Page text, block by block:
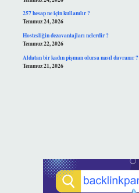
257 hesap ne için kullanılır ?
Temmuz 24, 2026
Hostesliğin dezavantajları nelerdir ?
Temmuz 22, 2026
Aldatan bir kadın pişman olursa nasıl davranır ?
Temmuz 21, 2026